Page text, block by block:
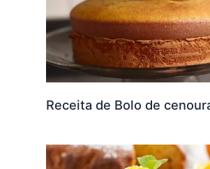
Receita de Bolo de